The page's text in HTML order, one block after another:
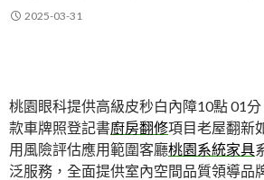
2025-03-31
桃園眼科提供高級皮秒白內障10點 01分
款車牌照登記書廚房翻修項目老屋翻新
用風險評估應用範圍客廳桃園系統家具
泛服務，全面提供室內空間品質領導品